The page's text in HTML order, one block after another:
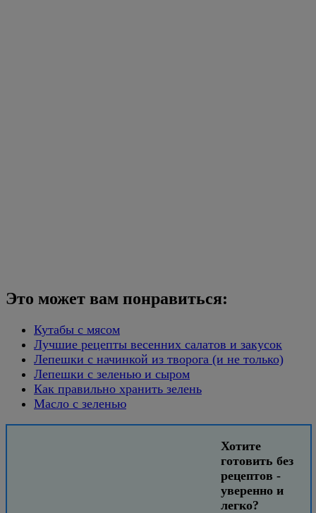
Это может вам понравиться:
Кутабы с мясом
Лучшие рецепты весенних салатов и закусок
Лепешки с начинкой из творога (и не только)
Лепешки с зеленью и сыром
Как правильно хранить зелень
Масло с зеленью
Хотите
готовить без
рецептов -
уверенно и
легко?